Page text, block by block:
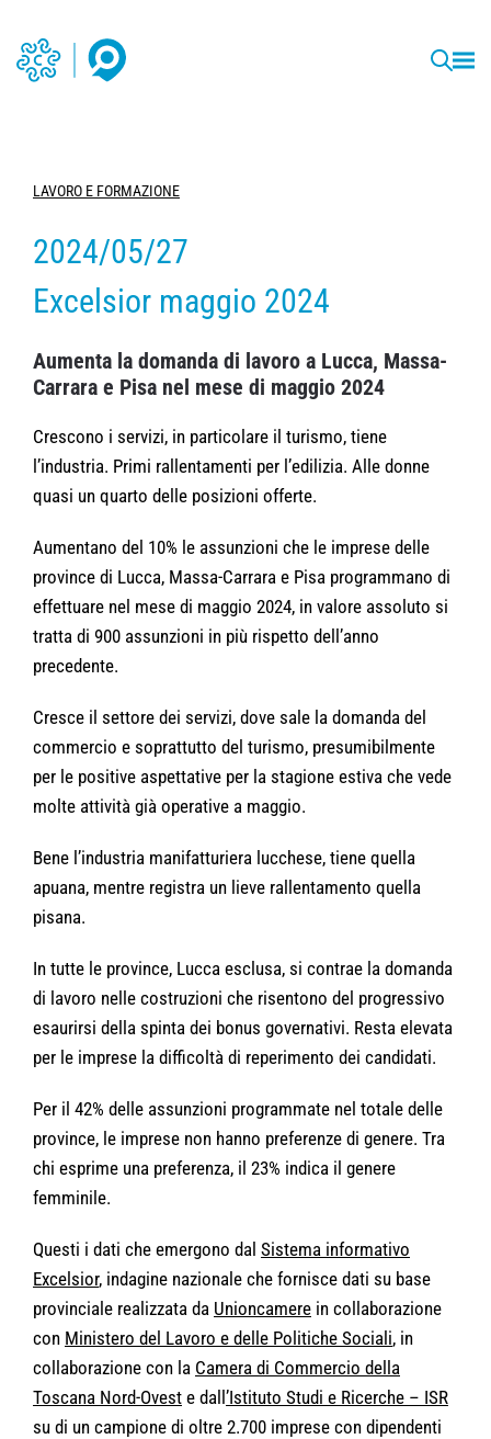
LAVORO E FORMAZIONE
2024/05/27
Excelsior maggio 2024
Aumenta la domanda di lavoro a Lucca, Massa-
Carrara e Pisa nel mese di maggio 2024
Crescono i servizi, in particolare il turismo, tiene
l’industria. Primi rallentamenti per l’edilizia. Alle donne
quasi un quarto delle posizioni offerte.
Aumentano del 10% le assunzioni che le imprese delle
province di Lucca, Massa-Carrara e Pisa programmano di
effettuare nel mese di maggio 2024, in valore assoluto si
tratta di 900 assunzioni in più rispetto dell’anno
precedente.
Cresce il settore dei servizi, dove sale la domanda del
commercio e soprattutto del turismo, presumibilmente
per le positive aspettative per la stagione estiva che vede
molte attività già operative a maggio.
Bene l’industria manifatturiera lucchese, tiene quella
apuana, mentre registra un lieve rallentamento quella
pisana.
In tutte le province, Lucca esclusa, si contrae la domanda
di lavoro nelle costruzioni che risentono del progressivo
esaurirsi della spinta dei bonus governativi. Resta elevata
per le imprese la difficoltà di reperimento dei candidati.
Per il 42% delle assunzioni programmate nel totale delle
province, le imprese non hanno preferenze di genere. Tra
chi esprime una preferenza, il 23% indica il genere
femminile.
Questi i dati che emergono dal Sistema informativo
Excelsior, indagine nazionale che fornisce dati su base
provinciale realizzata da Unioncamere in collaborazione
con Ministero del Lavoro e delle Politiche Sociali, in
collaborazione con la Camera di Commercio della
Toscana Nord-Ovest e dall ’Istituto Studi e Ricerche – ISR
su di un campione di oltre 2.700 imprese con dipendenti